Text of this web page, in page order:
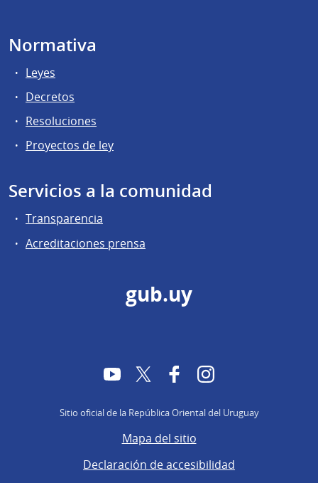
Normativa
Leyes
Decretos
Resoluciones
Proyectos de ley
Servicios a la comunidad
Transparencia
Acreditaciones prensa
gub.uy
YouTubeTwitter FacebookInstagram
Sitio oficial de la República Oriental del Uruguay
Mapa del sitio
Declaración de accesibilidad